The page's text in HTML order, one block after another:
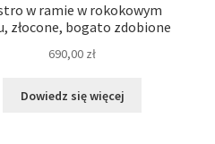
w ramie w rokokowym
złocone, bogato zdobione
690,00 zł
Dowiedz się więcej